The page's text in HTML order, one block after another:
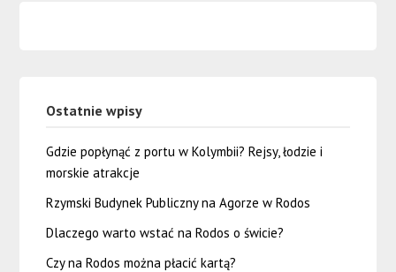
Ostatnie wpisy
Gdzie popłynąć z portu w Kolymbii? Rejsy, łodzie i
morskie atrakcje
Rzymski Budynek Publiczny na Agorze w Rodos
Dlaczego warto wstać na Rodos o świcie?
Czy na Rodos można płacić kartą?